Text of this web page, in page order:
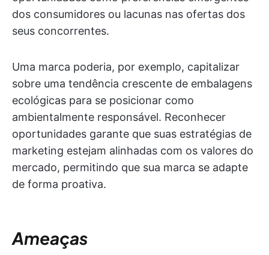
dos consumidores ou lacunas nas ofertas dos
seus concorrentes.
Uma marca poderia, por exemplo, capitalizar
sobre uma tendência crescente de embalagens
ecológicas para se posicionar como
ambientalmente responsável. Reconhecer
oportunidades garante que suas estratégias de
marketing estejam alinhadas com os valores do
mercado, permitindo que sua marca se adapte
de forma proativa.
Ameaças